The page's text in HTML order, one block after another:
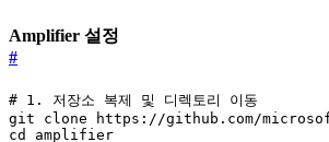
Amplifier 설정
#